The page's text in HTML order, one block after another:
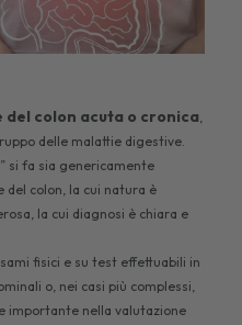
del colon acuta o cronica,
delle malattie digestive.
” si fa sia genericamente
del colon, la cui natura è
la cui diagnosi è chiara e
fisici e su test effettuabili in
o, nei casi più complessi,
importante nella valutazione